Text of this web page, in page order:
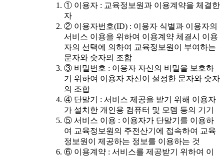
① 이용자 : 교육정보원과 이용계약을 체결한
자
② 이용자번호(ID) : 이용자 식별과 이용자의
서비스 이용을 위하여 이용계약 체결시 이용
자의 선택에 의하여 교육정보원이 부여하는
문자와 숫자의 조합
③ 비밀번호 : 이용자 자신의 비밀을 보호하
기 위하여 이용자 자신이 설정한 문자와 숫자
의 조합
④ 단말기 : 서비스 제공을 받기 위해 이용자
가 설치한 개인용 컴퓨터 및 모뎀 등의 기기
⑤ 서비스 이용 : 이용자가 단말기를 이용하
여 교육정보원의 주전산기에 접속하여 교육
정보원이 제공하는 정보를 이용하는 것
⑥ 이용계약 : 서비스를 제공받기 위하여 이